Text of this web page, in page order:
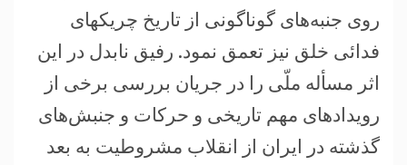
روی جنبه‌های گوناگونی از تاریخ چریکهای
فدائی خلق نیز تعمق نمود. رفیق نابدل در این
اثر مسأله ملّی را در جریان بررسی برخی از
رویدادهای مهم تاریخی و حرکات و جنبش‌های
گذشته در ایران از انقلاب مشروطیت به بعد